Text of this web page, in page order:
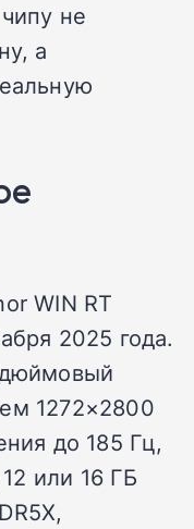
не
а
WIN RT
2025 года.
1272×2800
до 185 Гц,
или 16 ГБ